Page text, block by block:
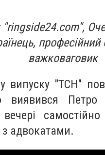
"ringside24.com",
професійний
важковаговик
випуску "ТСН"
виявився Петро
з адвокатами.